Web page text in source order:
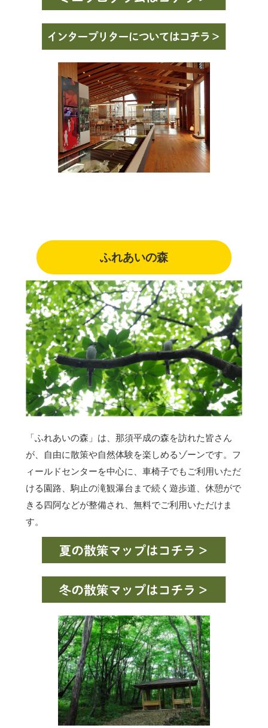
ふれあいの森
「ふれあいの森」は、那須平成の森を訪れた皆さん
が、自由に散策や自然体験を楽しめるゾーンです。フ
ィールドセンターを中心に、車椅子でもご利用いただ
ける園路、駒止の滝観瀑台まで続く遊歩道、休憩がで
きる四阿などが整備され、無料でご利用いただけま
す。